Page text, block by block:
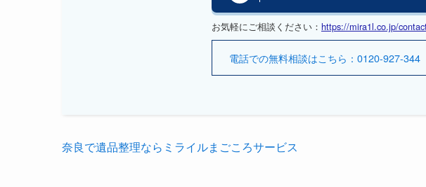
お気軽にご相談ください： https://mira1l.co.jp/
電話での無料相談はこちら：0120-927-344
奈良で遺品整理ならミライルまごころサービス